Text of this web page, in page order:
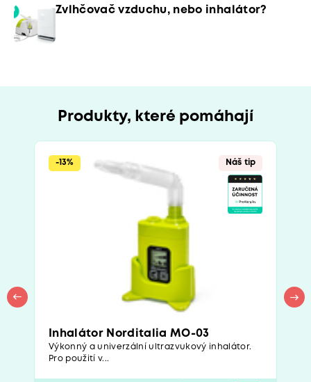
Zvlhčovač vzduchu, nebo inhalátor?
Produkty, které pomáhají
-13% Náš tip
Inhalátor Norditalia MO-03
Výkonný a univerzální ultrazvukový inhalátor.
Pro použití v...